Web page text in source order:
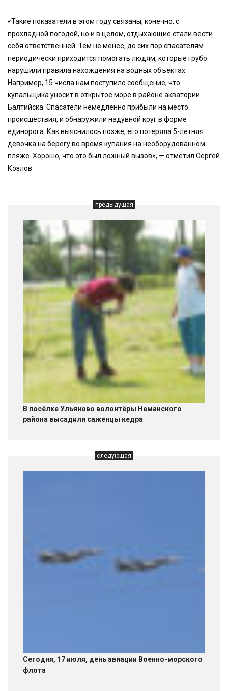
«Такие показатели в этом году связаны, конечно, с
прохладной погодой, но и в целом, отдыхающие стали вести
себя ответственней. Тем не менее, до сих пор спасателям
периодически приходится помогать людям, которые грубо
нарушили правила нахождения на водных объектах.
Например, 15 числа нам поступило сообщение, что
купальщика уносит в открытое море в районе акватории
Балтийска. Спасатели немедленно прибыли на место
происшествия, и обнаружили надувной круг в форме
единорога. Как выяснилось позже, его потеряла 5-летняя
девочка на берегу во время купания на необорудованном
пляже. Хорошо, что это был ложный вызов», — отметил Сергей
Козлов.
предыдущая
В посёлке Ульяново волонтёры Неманского
района высадили саженцы кедра
следующая
Сегодня, 17 июля, день авиации Военно-морского
флота